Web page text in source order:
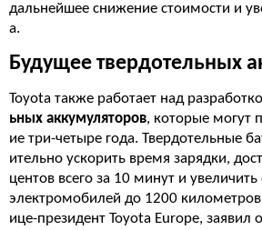
дальнейшее снижение стоимости и
а.
Будущее твердотельных
Toyota также работает над
ьных аккумуляторов, которые могут
ие три-четыре года. Твердотельные
ительно ускорить время зарядки,
центов всего за 10 минут и
электромобилей до 1200
ице-президент Toyota Europe, заявил